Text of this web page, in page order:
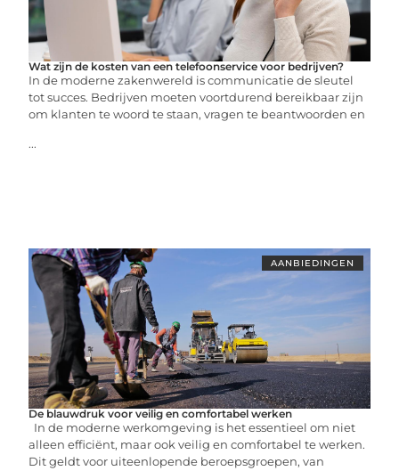
Wat zijn de kosten van een telefoonservice voor bedrijven?
In de moderne zakenwereld is communicatie de sleutel
tot succes. Bedrijven moeten voortdurend bereikbaar zijn
om klanten te woord te staan, vragen te beantwoorden en
...
AANBIEDINGEN
De blauwdruk voor veilig en comfortabel werken
In de moderne werkomgeving is het essentieel om niet
alleen efficiënt, maar ook veilig en comfortabel te werken.
Dit geldt voor uiteenlopende beroepsgroepen, van